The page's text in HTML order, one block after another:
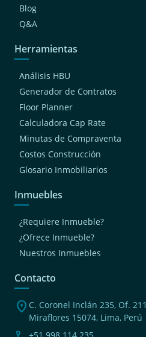
Blog
Q&A
Herramientas
Análisis HBU
Generador de Contratos
Floor Planner
Calculadora Cap Rate
Minutas de Compraventa
Costos Construcción
Glosario Inmobiliarios
Inmuebles
¿Requiere Inmueble?
¿Ofrece Inmueble?
Nuestros Inmuebles
Contacto
location_on C. Coronel Inclán 235, Of. 211
Miraflores 15074, Lima, Perú
+51 998 114 235